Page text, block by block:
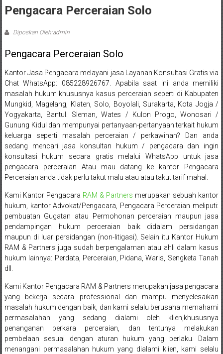
Bantul,
Wonosari,
Wates,
Klaten,
Magelang,
Solo,
Semarang,
Jakarta,
Bali,
Surabaya,
Surakarta,
Sukoharjo,
Mungkid,
Purworejo,
Daerah
Istimewa
Yogyakarta,
Pengacara Perceraian Solo
Diposkan Oleh:admin
Pengacara Perceraian Solo
Kantor Jasa Pengacara melayani jasa Layanan Konsultasi Gratis via
ChatWhatsApp: 085228926767. Apabila saat ini anda memiliki
masalah hukum khususnya kasus perceraian seperti di Kabupaten
Mungkid, Magelang, Klaten, Solo, Boyolali, Surakarta, Kota Jogja /
Yogyakarta, Bantul. Sleman, Wates / Kulon Progo, Wonosari /
Gunung Kidul dan mempunyai pertanyaan-pertanyaan terkait hukum
keluarga seperti masalah perceraian / perkawinan? Dan anda
sedang mencari jasa konsultan hukum / pengacara dan ingin
konsultasi hukum secara gratis melalui WhatsApp untuk jasa
pengacara perceraian Atau mau datang ke kantor Pengacara
Perceraian anda tidak perlu takut malu atau atau takut tarif mahal.
Kami Kantor Pengacara RAM & Partners merupakan sebuah kantor
hukum, kantor Advokat/Pengacara, Pengacara Perceraian meliputi:
pembuatan Gugatan atau Permohonan perceraian maupun jasa
pendampingan hukum perceraian baik didalam persidangan
maupun di luar persidangan (non-litigasi). Selain itu Kantor Hukum
RAM & Partners juga sudah berpengalaman atau ahli dalam kasus
hukum lainnya: Perdata, Perceraian, Pidana, Waris, Sengketa Tanah
dll.
Kami Kantor Pengacara RAM & Partners merupakan jasa pengacara
yang bekerja secara professional dan mampu menyelesaikan
masalah hukum dengan baik, dan kami selalu berusaha memahami
permasalahan yang sedang dialami oleh klien,khususnya
penanganan perkara perceraian, dan tentunya melakukan
pembelaan sesuai dengan aturan hukum yang berlaku. Dalam
menangani permasalahan hukum yang dialami klien, kami selalu